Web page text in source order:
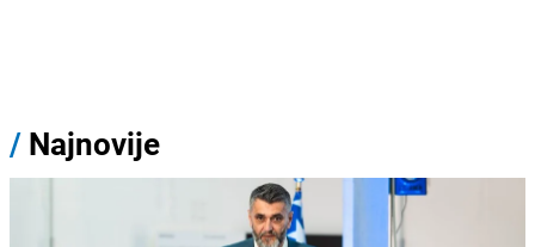
/ Najnovije